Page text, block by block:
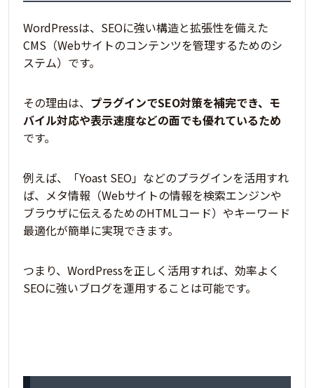
WordPressは、SEOに強い構造と拡張性を備えた
CMS（Webサイトのコンテンツを管理するためのシ
ステム） です。
その理由は、 プラグインでSEO対策を補完でき、モ
バイル対応や表示速度などの面でも優れているため
です。
例えば、「Yoast SEO」などのプラグインを活用すれ
ば、メタ情報（Webサイトの情報を検索エンジンや
ブラウザに伝えるためのHTMLコード） やキーワード
最適化が簡単に実現できます。
つまり、 WordPressを正しく活用すれば、効率よく
SEOに強いブログを運用することは可能です。